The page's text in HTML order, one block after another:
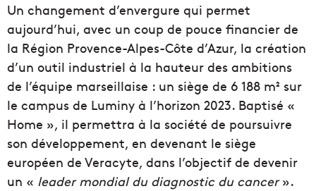
Un changement d’envergure qui permet
aujourd’hui, avec un coup de pouce financier de
la Région Provence-Alpes-Côte d’Azur, la création
d’un outil industriel à la hauteur des ambitions
de l’équipe marseillaise : un siège de 6 188 m² sur
le campus de Luminy à l’horizon 2023. Baptisé «
Home », il permettra à la société de poursuivre
son développement, en devenant le siège
européen de Veracyte, dans l’objectif de devenir
un « leader mondial du diagnostic du cancer».